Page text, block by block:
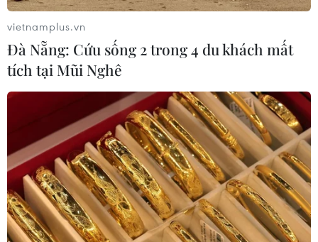
vietnamplus.vn
Đà Nẵng: Cứu sống 2 trong 4 du khách mất
tích tại Mũi Nghê